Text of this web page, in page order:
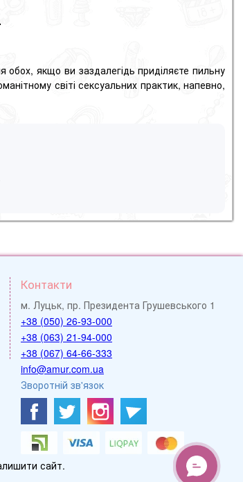
якщо ви заздалегідь приділяєте пильну
світі сексуальних практик, напевно,
Контакти
м. Луцьк, пр. Президента Грушевського 1
+38 (050) 26-93-000
+38 (063) 21-94-000
+38 (067) 64-66-333
info@amur.com.ua
Зворотній зв'язок
сайт.